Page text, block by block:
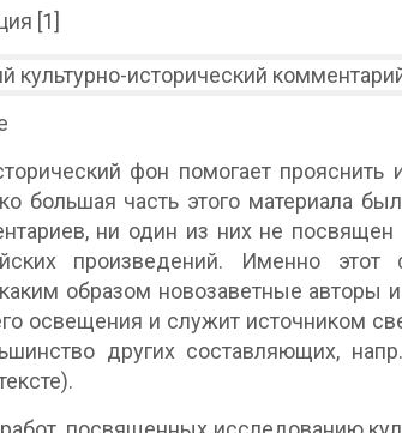
[1]
фон помогает
большая часть этого материала
ни один из них не посвящен
произведений. Именно этот
образом новозаветные авторы
освещения и служит источником
других составляющих,